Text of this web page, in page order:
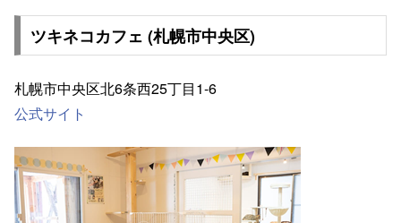
ツキネコカフェ (札幌市中央区)
札幌市中央区北6条西25丁目1-6
公式サイト